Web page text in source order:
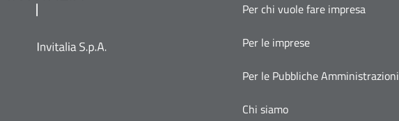
Per chi vuole fare impresa
Per le imprese
Per le Pubbliche Amministrazioni
Chi siamo